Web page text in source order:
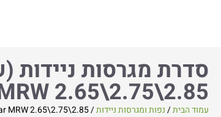
2.65\2.75\2.85
עמוד הבית/נפות ומגרסות ניידות/
MRW 2.65\2.75\2.85